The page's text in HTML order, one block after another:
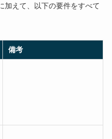
加えて、以下の要件をすべて
備考